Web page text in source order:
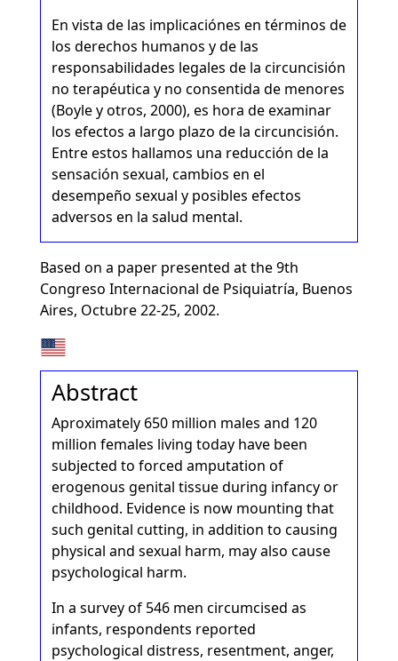
En vista de las implicaciónes en términos de
los derechos humanos y de las
responsabilidades legales de la circuncisión
no terapéutica y no consentida de menores
(Boyle y otros, 2000), es hora de examinar
los efectos a largo plazo de la circuncisión.
Entre estos hallamos una reducción de la
sensación sexual, cambios en el
desempeño sexual y posibles efectos
adversos en la salud mental.
Based on a paper presented at the 9th
Congreso Internacional de Psiquiatría, Buenos
Aires, Octubre 22-25, 2002.
Abstract
Aproximately 650 million males and 120
million females living today have been
subjected to forced amputation of
erogenous genital tissue during infancy or
childhood. Evidence is now mounting that
such genital cutting, in addition to causing
physical and sexual harm, may also cause
psychological harm.
In a survey of 546 men circumcised as
infants, respondents reported
psychological distress, resentment, anger,